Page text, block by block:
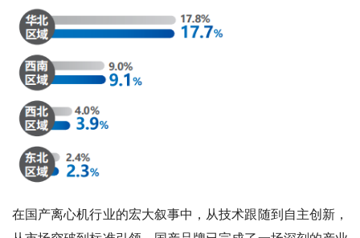
在国产离心机行业的宏大叙事中，从技术跟随到自主创新，